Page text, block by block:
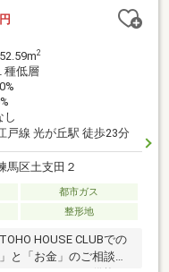
６丁目店 徒歩約6分
設備の修復義務は免責
2
種低層
し
戸線 光が丘駅 徒歩23分
馬区土支田２
都市ガス
整形地
HOUSE CLUBでの
と「お金」のご相談窓